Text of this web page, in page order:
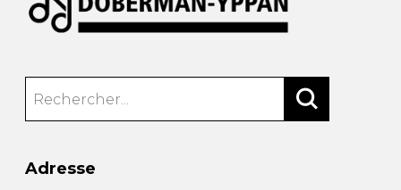
Adresse